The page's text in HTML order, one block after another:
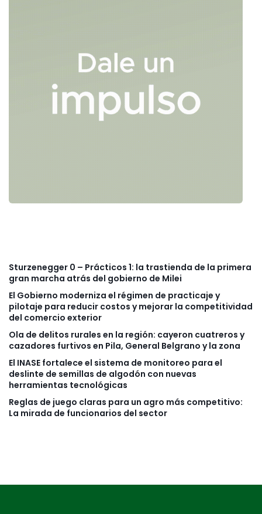
Sturzenegger 0 – Prácticos 1: la trastienda de la primera
gran marcha atrás del gobierno de Milei
El Gobierno moderniza el régimen de practicaje y
pilotaje para reducir costos y mejorar la competitividad
del comercio exterior
Ola de delitos rurales en la región: cayeron cuatreros y
cazadores furtivos en Pila, General Belgrano y la zona
El INASE fortalece el sistema de monitoreo para el
deslinte de semillas de algodón con nuevas
herramientas tecnológicas
Reglas de juego claras para un agro más competitivo:
La mirada de funcionarios del sector